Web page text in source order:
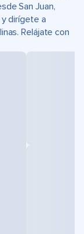
San Juan,
dirígete a
Relájate con